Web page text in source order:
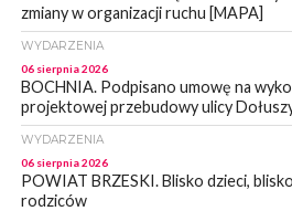
zmiany w organizacji ruchu [MAPA]
WYDARZENIA
06 sierpnia 2026
BOCHNIA. Podpisano umowę na
projektowej przebudowy ulicy
WYDARZENIA
06 sierpnia 2026
POWIAT BRZESKI. Blisko dzieci,
rodziców